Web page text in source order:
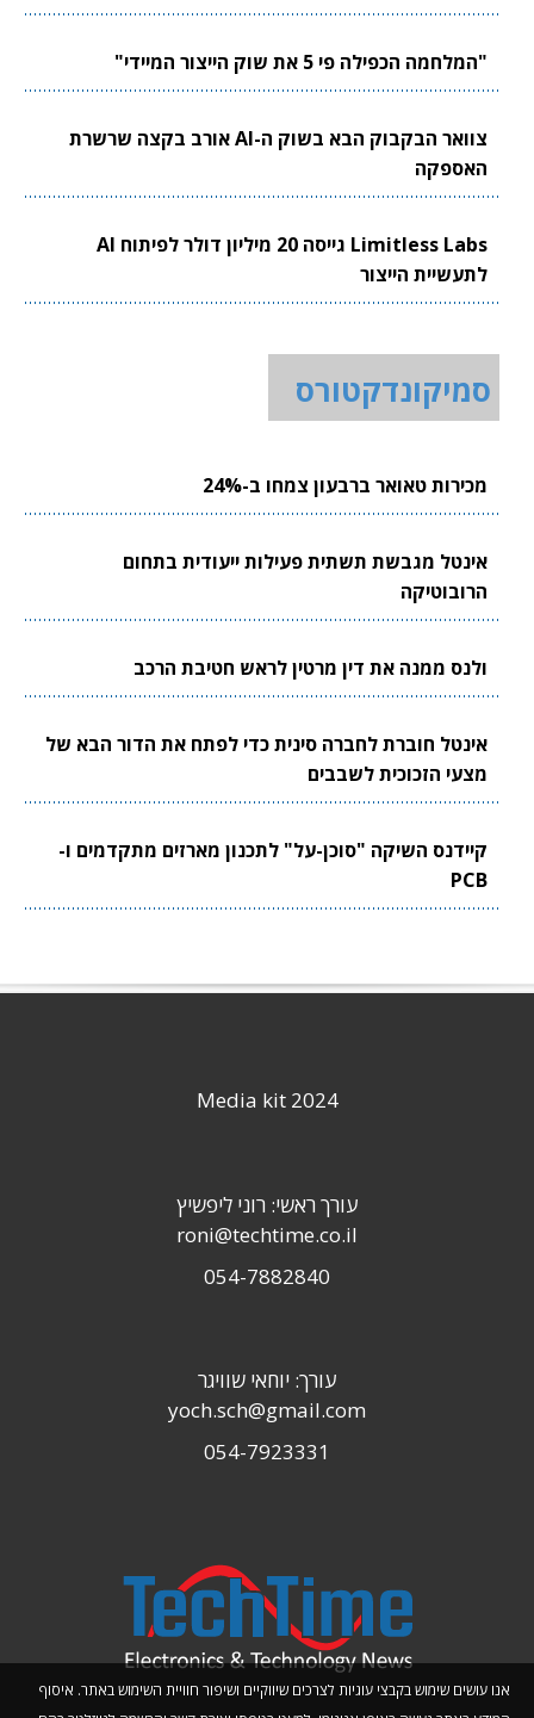
"המלחמה הכפילה פי 5 את שוק הייצור המיידי"
צוואר הבקבוק הבא בשוק ה-AI אורב בקצה שרשרת
האספקה
Limitless Labs גייסה 20 מיליון דולר לפיתוח AI
לתעשיית הייצור
סמיקונדקטורס
מכירות טאואר ברבעון צמחו ב-24%
אינטל מגבשת תשתית פעילות ייעודית בתחום
הרובוטיקה
ולנס ממנה את דין מרטין לראש חטיבת הרכב
אינטל חוברת לחברה סינית כדי לפתח את הדור הבא של
מצעי הזכוכית לשבבים
קיידנס השיקה "סוכן-על" לתכנון מארזים מתקדמים ו-
PCB
אנו עושים שימוש בקבצי עוגיות לצרכים שיווקיים ושיפור חוויית השימוש באתר. איסוף
Media kit 2024
עורך ראשי: רוני ליפשיץ
roni@techtime.co.il
054-7882840
עורך: יוחאי שוויגר
yoch.sch@gmail.com
054-7923331